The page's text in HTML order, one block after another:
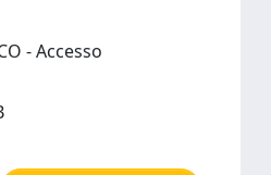
- Accesso